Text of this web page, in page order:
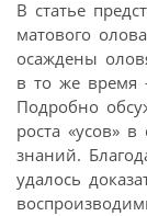
В статье
матового
осаждены
в то же время
Подробно
роста «усов»
знаний.
удалось